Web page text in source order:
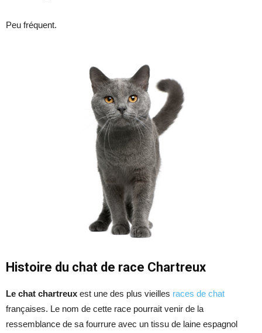
Peu fréquent.
Histoire du chat de race Chartreux
Le chat chartreux est une des plus vieilles races de chat
françaises. Le nom de cette race pourrait venir de la
ressemblance de sa fourrure avec un tissu de laine espagnol